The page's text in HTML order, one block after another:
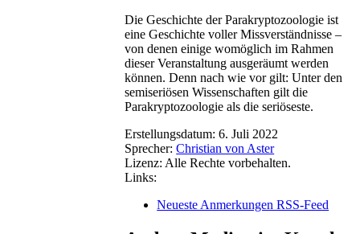
Die Geschichte der Parakryptozoologie ist
eine Geschichte voller Missverständnisse –
von denen einige womöglich im Rahmen
dieser Veranstaltung ausgeräumt werden
können. Denn nach wie vor gilt: Unter den
semiseriösen Wissenschaften gilt die
Parakryptozoologie als die seriöseste.
Erstellungsdatum: 6. Juli 2022
Sprecher: Christian von Aster
Lizenz: Alle Rechte vorbehalten.
Links:
Neueste Anmerkungen RSS-Feed